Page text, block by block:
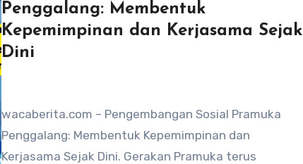
Penggalang: Membentuk
Kepemimpinan dan Kerjasama Sejak
Dini
wacaberita.com – Pengembangan Sosial Pramuka
Penggalang: Membentuk Kepemimpinan dan
Kerjasama Sejak Dini. Gerakan Pramuka terus